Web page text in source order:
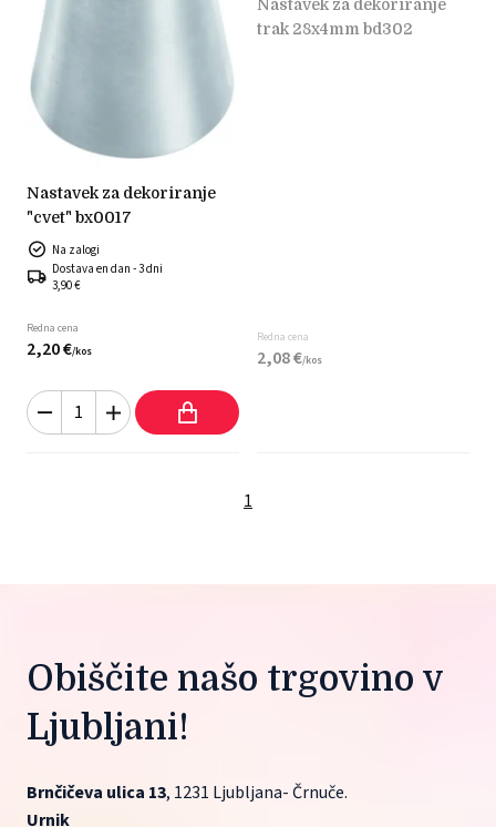
nastavek za dekoriranje
"cvet" bx0017
Na zalogi
Dostava en dan - 3 dni
3,90 €
Redna cena
2,20€/kos
nastavek za dekoriranje
trak 28x4mm bd302
Redna cena
2,08€/kos
1
Obiščite našo trgovino v
Ljubljani!
Brnčičeva ulica 13, 1231 Ljubljana- Črnuče.
Urnik